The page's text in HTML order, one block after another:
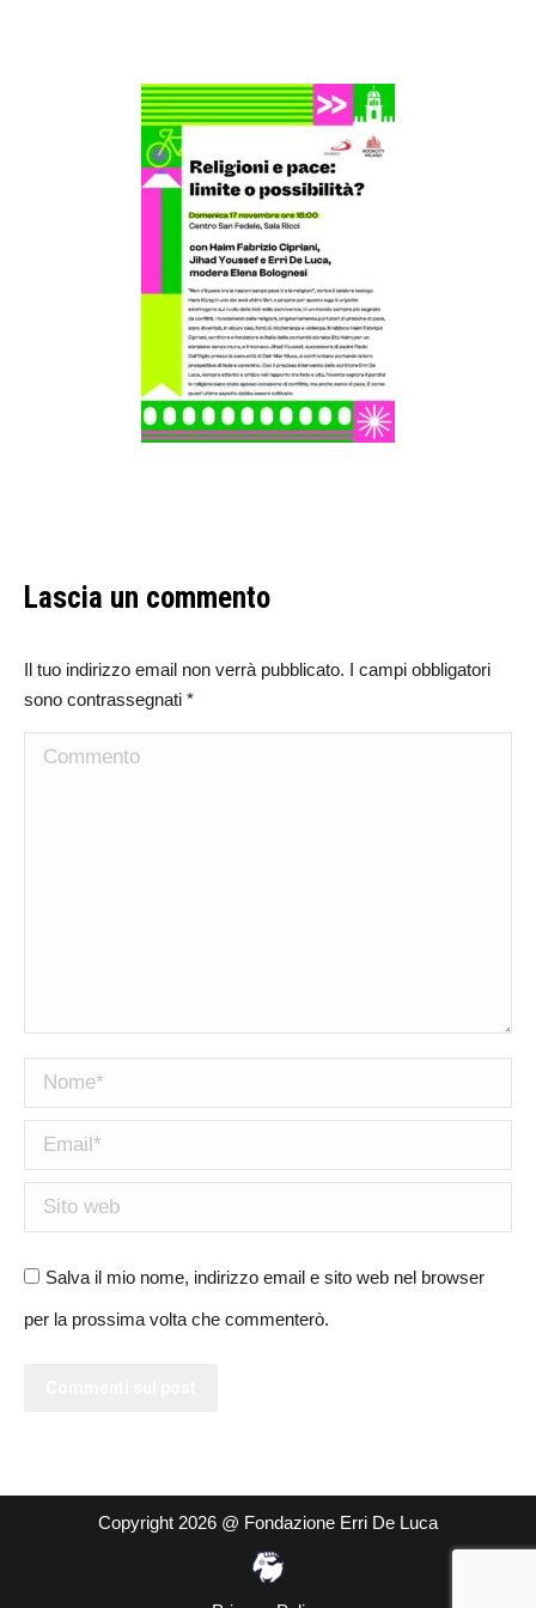
Lascia un commento
Il tuo indirizzo email non verrà pubblicato. I campi obbligatori
sono contrassegnati *
Commento
Nome *
Email *
Sito web
Salva il mio nome, indirizzo email e sito web nel browser
per la prossima volta che commenterò.
Copyright 2026 @ Fondazione Erri De Luca